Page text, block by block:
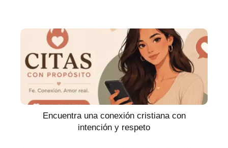
Encuentra una conexión cristiana con
intención y respeto